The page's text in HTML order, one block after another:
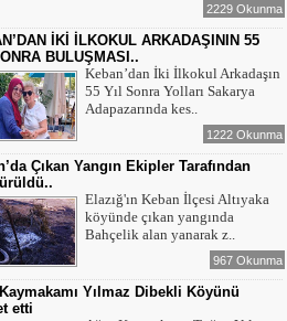
EĞİTİMCİ - ŞAİR - YAZAR : SÜNDÜS
ARSLAN AKÇA
SUÇ SAMUR KÜRK OLSA
AZERBAYCANLI GAZETECİ-YAZAR
GUNAY RZAYEVA
Maral Rahmanzadeh - Azerbaycan'ın İlk
Profesyonel Kadın Ressamı
YAZAR - AV. ALİ DEMİR
TUTUKLAMA KARARI
2229 Okunma
İKİ İLKOKUL ARKADAŞININ 55
BULUŞMASI..
Keban’dan İki İlkokul Arkadaşın
55 Yıl Sonra Yolları Sakarya
Adapazarında kes..
1222 Okunma
Çıkan Yangın Ekipler Tarafından
Elazığ'ın Keban İlçesi Altıyaka
köyünde çıkan yangında
Bahçelik alan yanarak z..
967 Okunma
Yılmaz Dibekli Köyünü
etti